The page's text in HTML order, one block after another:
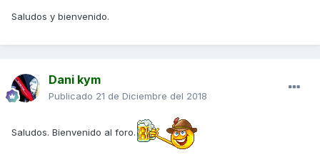
Saludos y bienvenido.
Dani kym
Publicado 21 de Diciembre del 2018
Saludos. Bienvenido al foro.